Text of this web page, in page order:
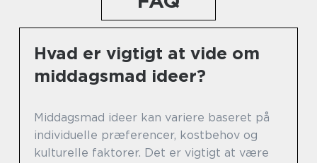
Hvad er vigtigt at vide om
middagsmad ideer?
Middagsmad ideer kan variere baseret på
individuelle præferencer, kostbehov og
kulturelle faktorer. Det er vigtigt at være